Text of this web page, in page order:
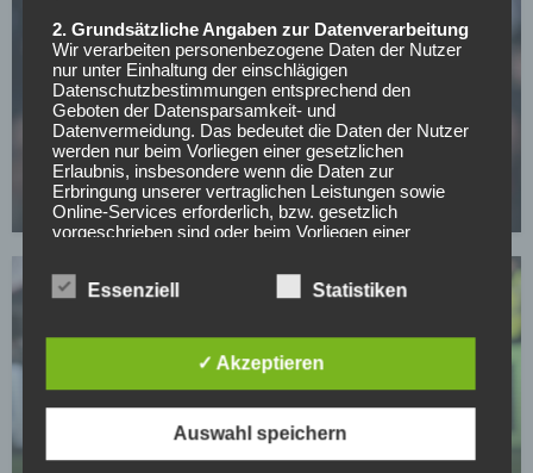
BAYER 04 LEVERKUSEN
Nun auch offiziell: Bayers Abwehrchef Tapsoba
verlängert bis 2031!
30.04.2026
Hjulmand: Disziplinarfall um Fernández abgehakt
2. Grundsätzliche Angaben zur Datenverarbeitung
Wir verarbeiten personenbezogene Daten der Nutzer
nur unter Einhaltung der einschlägigen
Datenschutzbestimmungen entsprechend den
Geboten der Datensparsamkeit- und
Datenvermeidung. Das bedeutet die Daten der Nutzer
werden nur beim Vorliegen einer gesetzlichen
Erlaubnis, insbesondere wenn die Daten zur
Erbringung unserer vertraglichen Leistungen sowie
Online-Services erforderlich, bzw. gesetzlich
vorgeschrieben sind oder beim Vorliegen einer
Wir treffen organisatorische, vertragliche und
Stand der Technik, um sicher zu stellen, dass die
Vorschriften der Datenschutzgesetze eingehalten
werden und um damit die durch uns verarbeiteten
Daten gegen zufällige oder vorsätzliche
Manipulationen, Verlust, Zerstörung oder gegen den
Zugriff unberechtigter Personen zu schützen.
Essenziell Statistiken
✓ Akzeptieren
Auswahl speichern